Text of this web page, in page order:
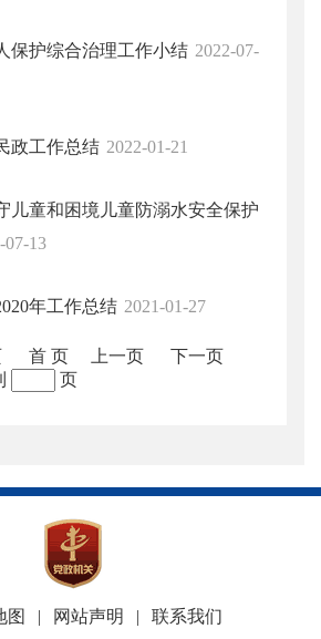
保护综合治理工作小结 2022-07-
政工作总结 2022-01-21
儿童和困境儿童防溺水安全保护
07-13
年工作总结 2021-01-27
首 页 上一页
下一页
页
图 | 网站声明 | 联系我们